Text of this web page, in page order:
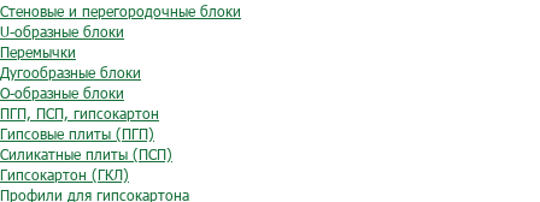
Стеновые и перегородочные блоки
U-образные блоки
Перемычки
Дугообразные блоки
O-образные блоки
ПГП, ПСП, гипсокартон
Гипсовые плиты (ПГП)
Силикатные плиты (ПСП)
Гипсокартон (ГКЛ)
Профили для гипсокартона